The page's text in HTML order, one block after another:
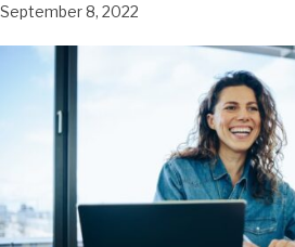
September 8, 2022